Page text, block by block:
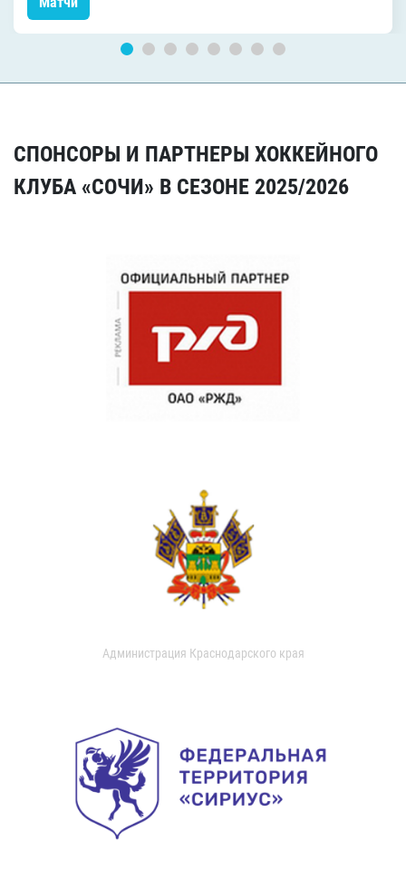
СПОНСОРЫ И ПАРТНЕРЫ ХОККЕЙНОГО
КЛУБА «СОЧИ» В СЕЗОНЕ 2025/2026
Администрация Краснодарского края